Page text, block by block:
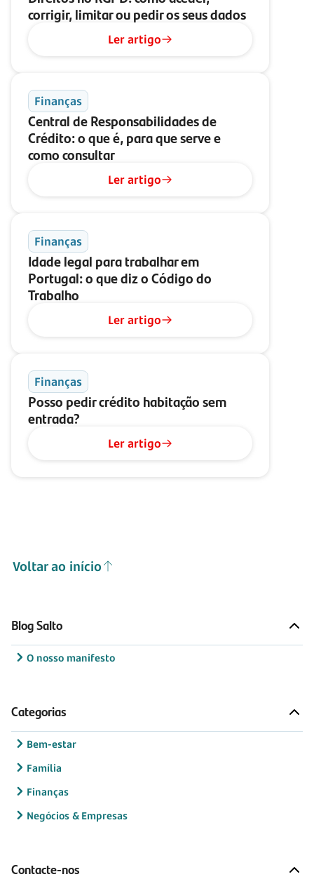
corrigir, limitar ou pedir os seus dados
Ler artigo
Finanças
Central de Responsabilidades de
Crédito: o que é, para que serve e
como consultar
Ler artigo
Finanças
Idade legal para trabalhar em
Portugal: o que diz o Código do
Trabalho
Ler artigo
Finanças
Posso pedir crédito habitação sem
entrada?
Ler artigo
Voltar ao início
Blog Salto
O nosso manifesto
Categorias
Bem-estar
Família
Finanças
Negócios & Empresas
Contacte-nos